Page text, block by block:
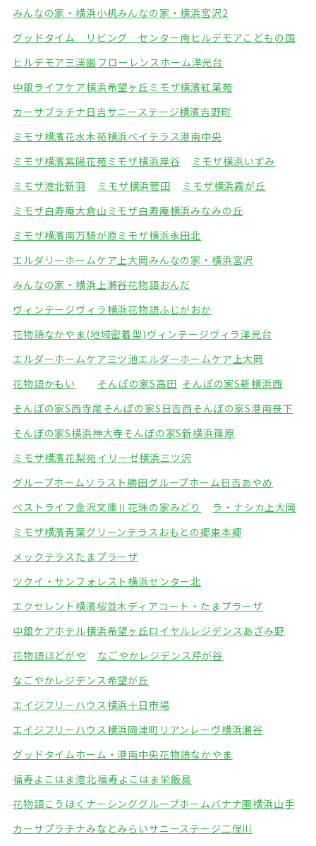
みんなの家・横浜小机みんなの家・横浜宮沢2
グッドタイム リビング センター南 ヒルデモアこどもの国
ヒルデモア三渓園 フローレンスホーム洋光台
中銀ライフケア横浜希望ヶ丘 ミモザ横濱紅葉苑
カーサプラチナ日吉サニーステージ横濱吉野町
ミモザ横濱花水木苑横浜ベイテラス港南中央
ミモザ横濱紫陽花苑ミモザ横浜岸谷
ミモザ横浜いずみ
ミモザ港北新羽
ミモザ横浜菅田
ミモザ横浜霧が丘
ミモザ白寿庵大倉山 ミモザ白寿庵横浜みなみの丘
ミモザ横濱南万騎が原ミモザ横浜永田北
エルダリーホームケア上大岡みんなの家・横浜宮沢
みんなの家・横浜上瀬谷花物語おんだ
ヴィンテージヴィラ横浜花物語ふじがおか
花物語なかやま(地域密着型)ヴィンテージヴィラ洋光台
エルダーホームケア三ツ池エルダーホームケア上大岡
花物語かもい
そんぽの家S高田 そんぽの家S新横浜西
そんぽの家S西寺尾そんぽの家S日吉西そんぽの家S港南笹下
そんぽの家S横浜神大寺そんぽの家S新横浜篠原
ミモザ横濱花梨苑イリーゼ横浜三ツ沢
グループホームソラスト勝田グループホーム日吉あやめ
ベストライフ金沢文庫Ⅱ花珠の家みどり
ラ・ナシカ上大岡
ミモザ横濱青葉グリーンテラス おもとの郷東本郷
メックテラスたまプラーザ
ツクイ・サンフォレスト横浜センター北
エクセレント横濱桜並木ディアコート・たまプラーザ
中銀ケアホテル横浜希望ヶ丘ロイヤルレジデンスあざみ野
花物語ほどがや
なごやかレジデンス芹が谷
なごやかレジデンス希望が丘
エイジフリーハウス横浜十日市場
エイジフリーハウス横浜岡津町 リアンレーヴ横浜瀬谷
グッドタイムホーム・港南中央花物語なかやま
福寿よこはま港北福寿よこはま栄飯島
花物語こうほくナーシンググループホームバナナ園横浜山手
カーサプラチナみなとみらいサニーステージ二俣川